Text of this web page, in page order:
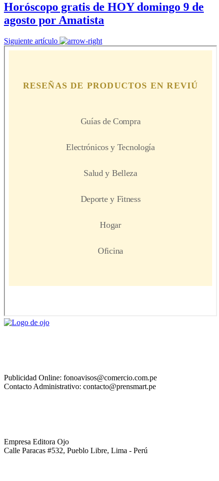
Horóscopo gratis de HOY domingo 9 de
agosto por Amatista
Siguiente artículo
Publicidad Online: fonoavisos@comercio.com.pe
Contacto Administrativo: contacto@prensmart.pe
Empresa Editora Ojo
Calle Paracas #532, Pueblo Libre, Lima - Perú